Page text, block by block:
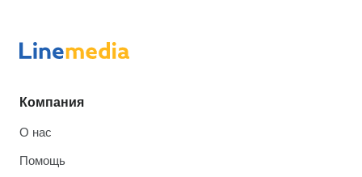
Компания
О нас
Помощь